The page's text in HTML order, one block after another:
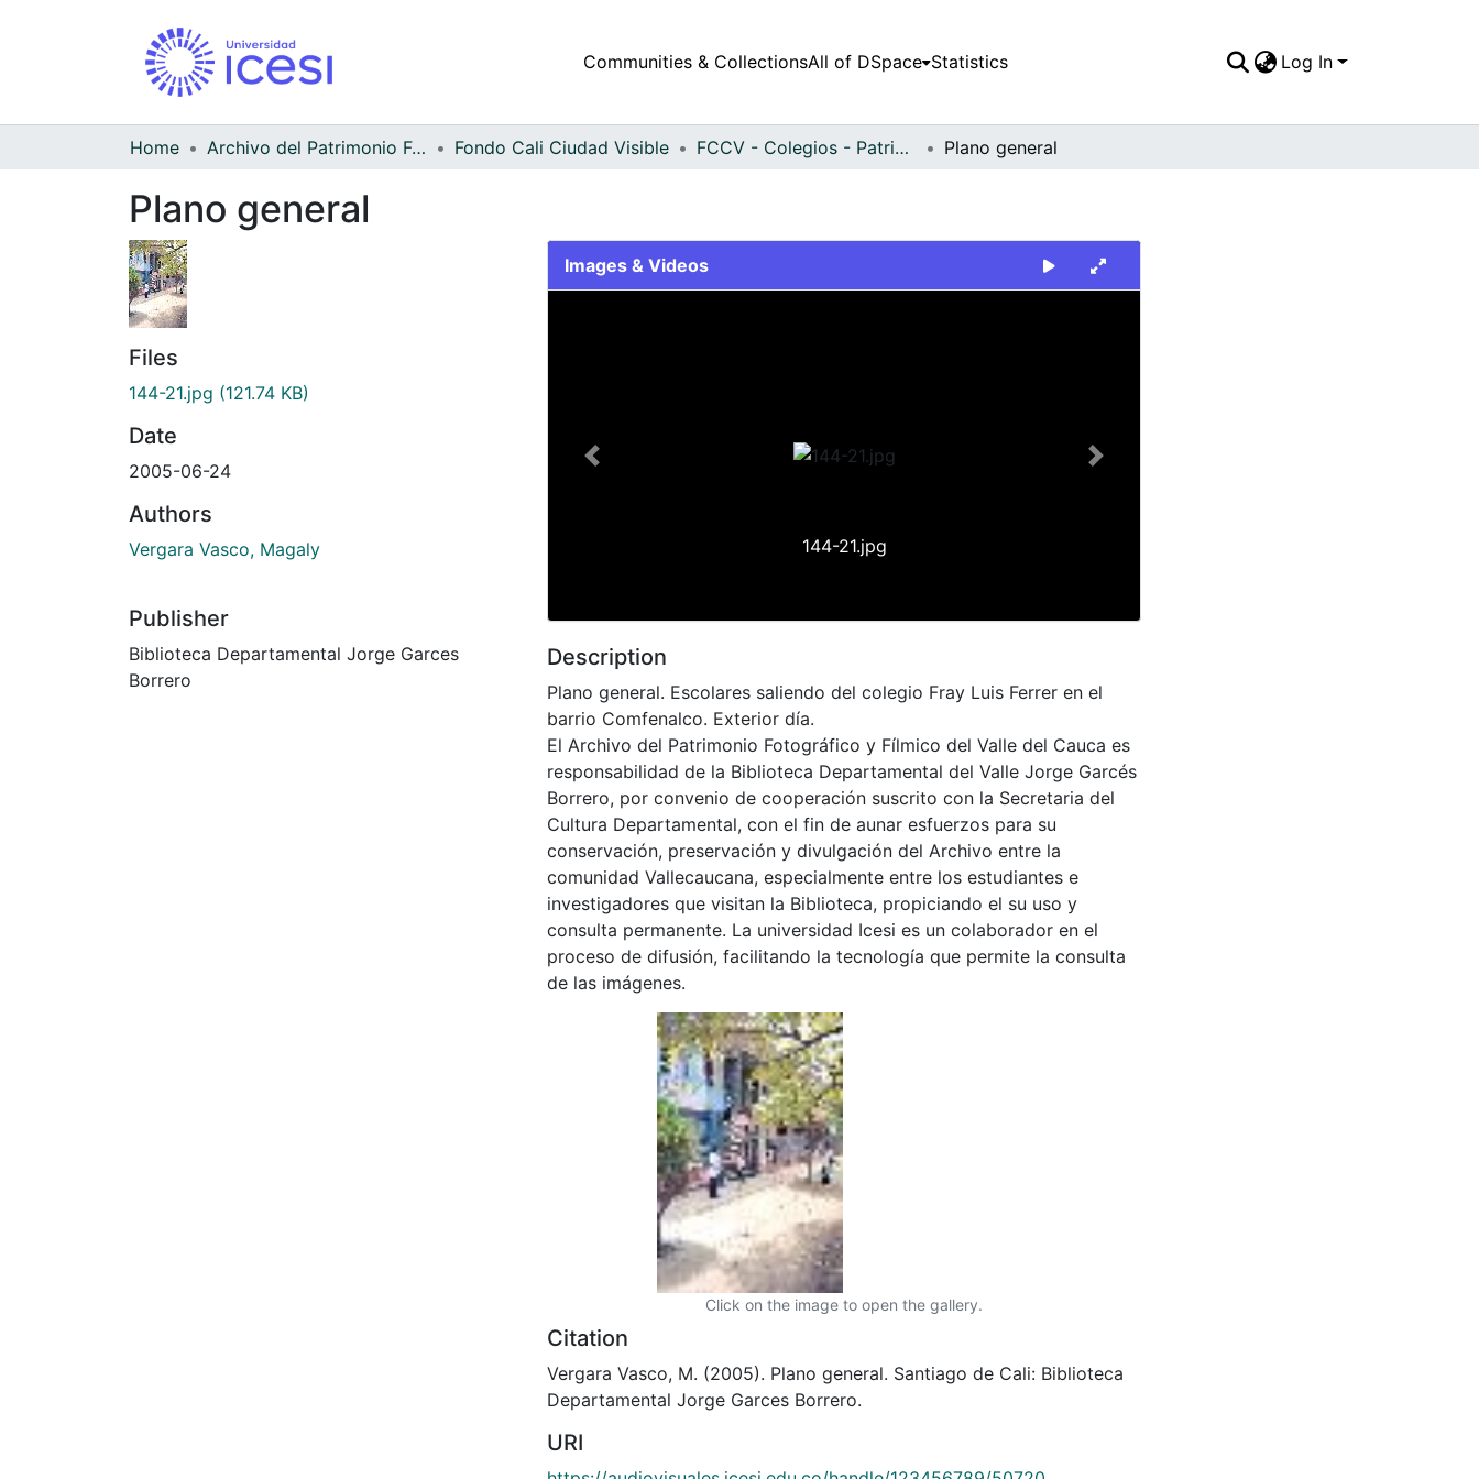
Communities & CollectionsAll of DSpace Statistics Log In
Home Archivo del Patrimonio Fotográfico y Fílmico del Valle del Cauca Fondo Cali Ciudad Visible FCCV - Colegios - Patrimonial Plano general
Plano general
Files
144-21.jpg (121.74 KB)
Date
2005-06-24
Authors
Vergara Vasco, Magaly
Publisher
Biblioteca Departamental Jorge Garces
Borrero
Images & Videos
144-21.jpg
Previous Next
Description
Plano general. Escolares saliendo del colegio Fray Luis Ferrer en el
barrio Comfenalco. Exterior día.
El Archivo del Patrimonio Fotográfico y Fílmico del Valle del Cauca es
responsabilidad de la Biblioteca Departamental del Valle Jorge Garcés
Borrero, por convenio de cooperación suscrito con la Secretaria del
Cultura Departamental, con el fin de aunar esfuerzos para su
conservación, preservación y divulgación del Archivo entre la
comunidad Vallecaucana, especialmente entre los estudiantes e
investigadores que visitan la Biblioteca, propiciando el su uso y
consulta permanente. La universidad Icesi es un colaborador en el
proceso de difusión, facilitando la tecnología que permite la consulta
de las imágenes.
Click on the image to open the gallery.
Citation
Vergara Vasco, M. (2005). Plano general. Santiago de Cali: Biblioteca
Departamental Jorge Garces Borrero.
URI